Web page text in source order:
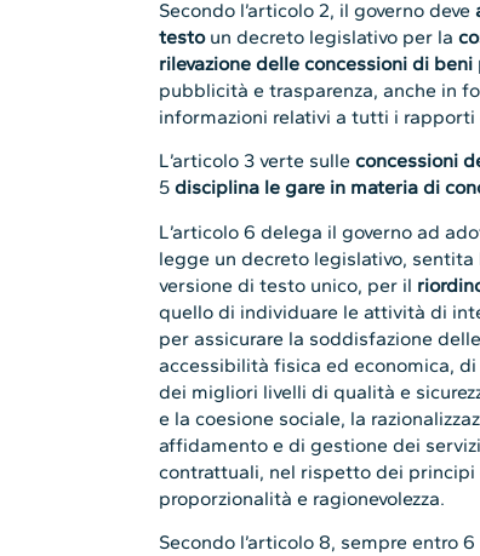
Secondo l’articolo 2, il governo deve
testoun decreto legislativo per la
rilevazione delle concessioni di
pubblicità e trasparenza, anche in
informazioni relativi a tutti i rapporti
L’articolo 3 verte sulleconcessioni
5disciplina le gare in materia di
L’articolo 6 delega il governo ad
legge un decreto legislativo,
versione di testo unico, per il
quello di individuare le attività di
per assicurare la soddisfazione
accessibilità fisica ed economica,
dei migliori livelli di qualità e
e la coesione sociale, la
affidamento e di gestione dei
contrattuali, nel rispetto dei principi
proporzionalità e ragionevolezza.
Secondo l’articolo 8, sempre entro